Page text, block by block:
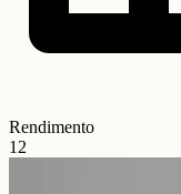
Rendimento
12